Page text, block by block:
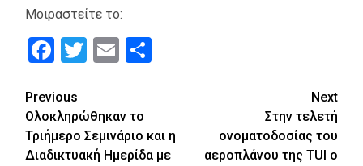
Μοιραστείτε το:
Facebook
Twitter
Email
Continue
Reading
Previous
Ολοκληρώθηκαν το
Τριήμερο Σεμινάριο και η
Διαδικτυακή Ημερίδα με
Next
Στην τελετή
ονοματοδοσίας του
αεροπλάνου της TUI o